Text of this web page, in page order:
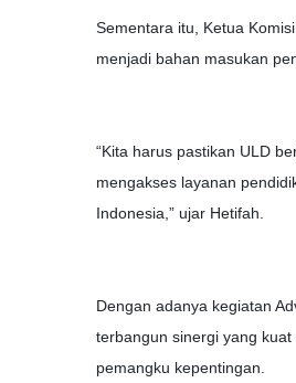
Sementara itu, Ketua
menjadi bahan masukan
“Kita harus pastikan ULD
mengakses layanan
Indonesia,” ujar Hetifah.
Dengan adanya kegiatan
terbangun sinergi yang
pemangku kepentingan.